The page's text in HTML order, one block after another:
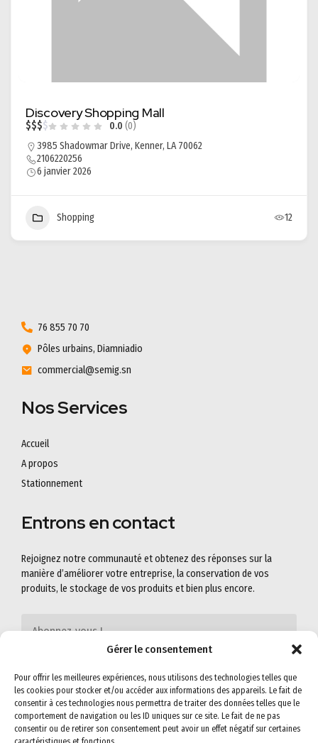
Gérer le consentement
Pour offrir les meilleures expériences, nous utilisons des technologies telles que
les cookies pour stocker et/ou accéder aux informations des appareils. Le fait de
consentir à ces technologies nous permettra de traiter des données telles que le
comportement de navigation ou les ID uniques sur ce site. Le fait de ne pas
consentir ou de retirer son consentement peut avoir un effet négatif sur certaines
Discovery Shopping Mall
$$$$ 0.0 (0)
3985 Shadowmar Drive, Kenner, LA 70062
2106220256
6 janvier 2026
Shopping 12
76 855 70 70
Pôles urbains, Diamniadio
commercial@semig.sn
Nos Services
Accueil
A propos
Stationnement
Entrons en contact
Rejoignez notre communauté et obtenez des réponses sur la
manière d’améliorer votre entreprise, la conservation de vos
produits, le stockage de vos produits et bien plus encore.